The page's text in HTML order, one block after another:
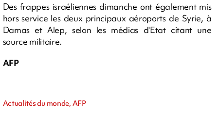
Des frappes israéliennes dimanche ont également mis
hors service les deux principaux aéroports de Syrie, à
Damas et Alep, selon les médias d'Etat citant une
source militaire.
AFP
Actualités du monde, AFP